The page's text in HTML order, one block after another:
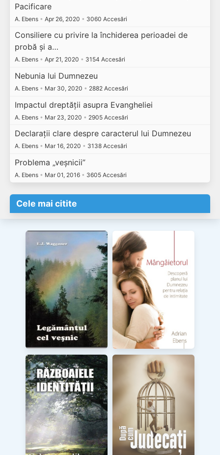
Pacificare
A. Ebens • Apr 26, 2020 • 3060 Accesări
Consiliere cu privire la închiderea perioadei de
probă și a…
A. Ebens • Apr 21, 2020 • 3154 Accesări
Nebunia lui Dumnezeu
A. Ebens • Mar 30, 2020 • 2882 Accesări
Impactul dreptății asupra Evangheliei
A. Ebens • Mar 23, 2020 • 2905 Accesări
Declarații clare despre caracterul lui Dumnezeu
A. Ebens • Mar 16, 2020 • 3138 Accesări
Problema „veșnicii”
A. Ebens • Mar 01, 2016 • 3605 Accesări
Cele mai citite